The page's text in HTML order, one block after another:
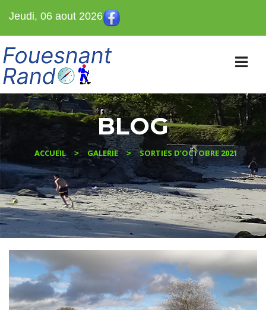
Jeudi, 06 aout 2026
BLOG
ACCUEIL > GALERIE > SORTIES D’OCTOBRE 2021